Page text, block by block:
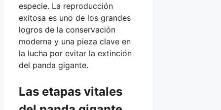
especie. La reproducción
exitosa es uno de los grandes
logros de la conservación
moderna y una pieza clave en
la lucha por evitar la extinción
del panda gigante.
Las etapas vitales